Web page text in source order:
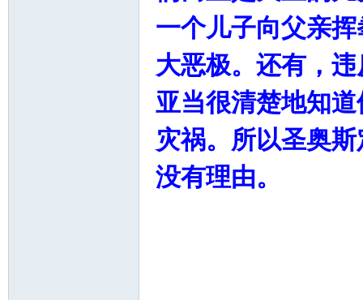
一个儿子向父亲
大恶极。还有，
亚当很清楚地知
灾祸。所以圣奥
没有理由。